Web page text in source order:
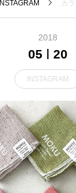
INSTAGRAM .カラーバリエーション豊富な、MOKUのタオ
2018
05 20
INSTAGRAM